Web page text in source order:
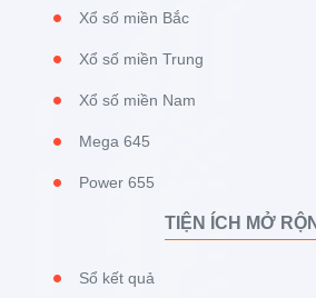
Xổ số miền Bắc
Xổ số miền Trung
Xổ số miền Nam
Mega 645
Power 655
TIỆN ÍCH MỞ
Sổ kết quả